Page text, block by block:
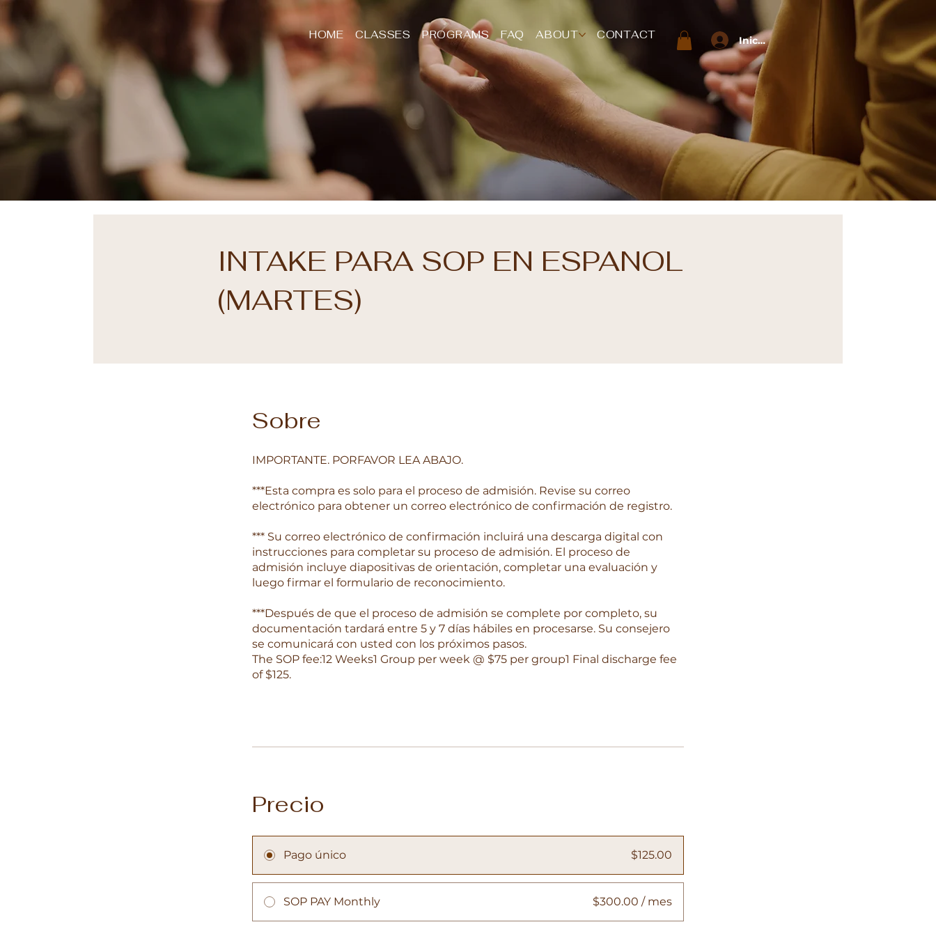
HOME CLASSES PROGRAMS FAQ ABOUT CONTACT Iniciar sesión
INTAKE PARA SOP EN ESPANOL
(MARTES)
Sobre
IMPORTANTE. PORFAVOR LEA ABAJO.
***Esta compra es solo para el proceso de admisión. Revise su correo
electrónico para obtener un correo electrónico de confirmación de registro.
*** Su correo electrónico de confirmación incluirá una descarga digital con
instrucciones para completar su proceso de admisión. El proceso de
admisión incluye diapositivas de orientación, completar una evaluación y
luego firmar el formulario de reconocimiento.
***Después de que el proceso de admisión se complete por completo, su
documentación tardará entre 5 y 7 días hábiles en procesarse. Su consejero
se comunicará con usted con los próximos pasos.
The SOP fee:12 Weeks1 Group per week @ $75 per group1 Final discharge fee
of $125.
Precio
Pago único $125.00
SOP PAY Monthly $300.00 / mes